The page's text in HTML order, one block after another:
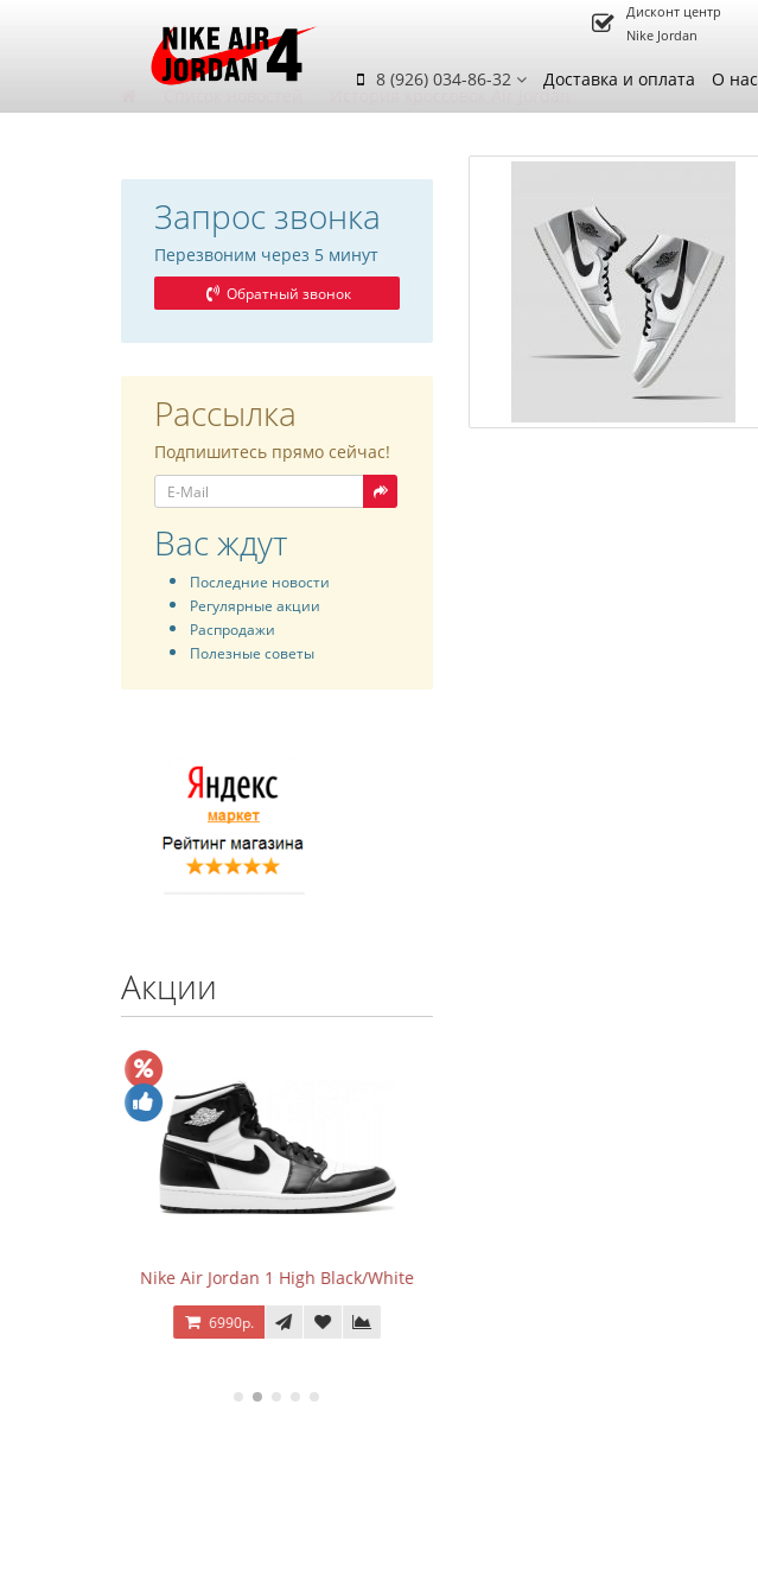
Дисконт центр
Nike Jordan
8 (926) 034-86-32 Доставка и оплата О нас
История кроссовок Air Jordan
Запрос звонка
Перезвоним через 5 минут
Обратный звонок
Рассылка
Подпишитесь прямо сейчас!
Вас ждут
Последние новости
Регулярные акции
Распродажи
Полезные советы
Акции
Nike Air Jordan 1 High Black/White
6990р.